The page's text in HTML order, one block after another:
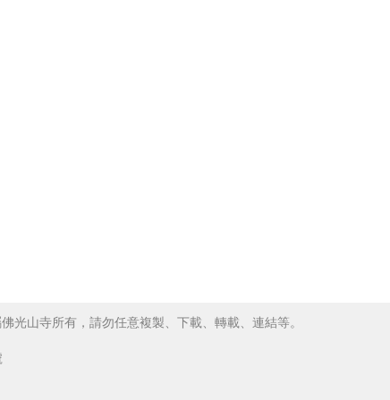
光山寺所有，請勿任意複製、下載、轉載、連結等。